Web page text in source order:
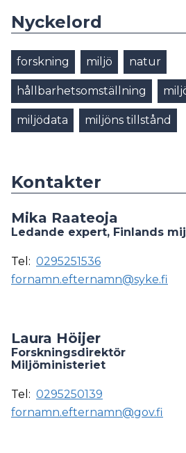
Nyckelord
forskning miljö natur
hållbarhetsomställning
miljödata miljöns tillstånd
Kontakter
Mika Raateoja
Ledande expert, Finlands
Tel: 0295251536
fornamn.efternamn@syke.fi
Laura Höijer
Forskningsdirektör
Miljö­ministeriet
Tel: 0295250139
fornamn.efternamn@gov.fi